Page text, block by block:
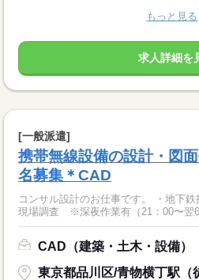
もっと見る
求人詳細を
[一般派遣]
携帯無線設備の設計・図
名募集＊CAD
コンサル設計のお仕事です。 ・地下
現場調査 ※深夜作業有（21：00〜翌
CAD（建築・土木・設備）
東京都品川区/青物横丁駅（